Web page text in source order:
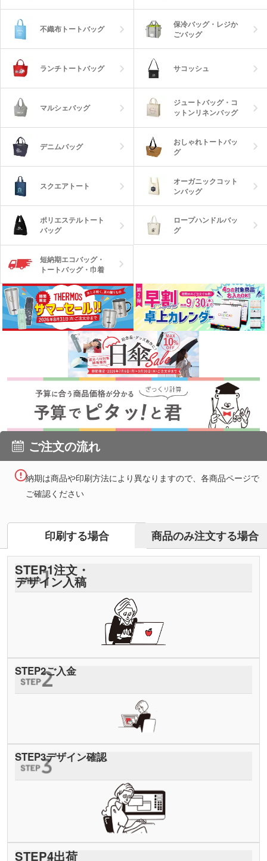
不織布トートバッグ
保冷バッグ・レジか
ごバッグ
ランチトートバッグ サコッシュ
マルシェバッグ
ジュートバッグ・コ
ットンリネンバッグ
デニムバッグ
おしゃれトートバッ
グ
スクエアトート
オーガニックコット
ンバッグ
ポリエステルトート
バッグ
ロープハンドルバッ
グ
短納期エコバッグ・
トートバッグ・巾着
ご注文の流れ
納期は商品や印刷方法により異なりますので、各商品ページで
ご確認ください
印刷する場合 商品のみ注文する場合
STEP1注文・
デザイン入稿
STEP2ご入金
STEP3デザイン確認
STEP4出荷